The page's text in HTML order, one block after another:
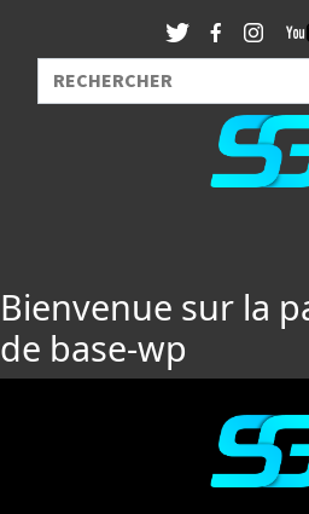
Bienvenue sur la
de base-wp